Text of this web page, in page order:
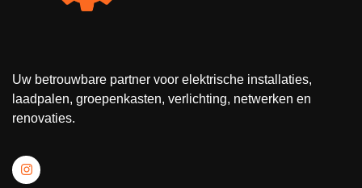
Uw betrouwbare partner voor elektrische installaties,
laadpalen, groepenkasten, verlichting, netwerken en
renovaties.